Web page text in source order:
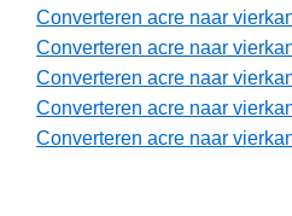
Converteren acre naar
Converteren acre naar
Converteren acre naar
Converteren acre naar
Converteren acre naar